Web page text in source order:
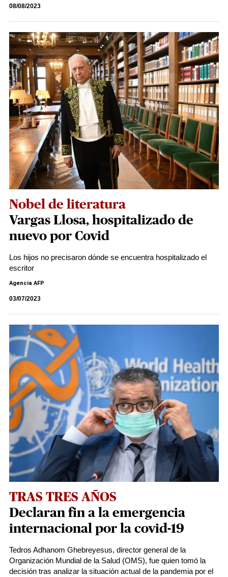
08/08/2023
Nobel de literatura
Vargas Llosa, hospitalizado de
nuevo por Covid
Los hijos no precisaron dónde se encuentra hospitalizado el
escritor
Agencia AFP
03/07/2023
TRAS TRES AÑOS
Declaran fin a la emergencia
internacional por la covid-19
Tedros Adhanom Ghebreyesus, director general de la
Organización Mundial de la Salud (OMS), fue quien tomó la
decisión tras analizar la situación actual de la pandemia por el